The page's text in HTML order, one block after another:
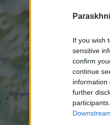
If you wish
sensitive
confirm
continue
information
further